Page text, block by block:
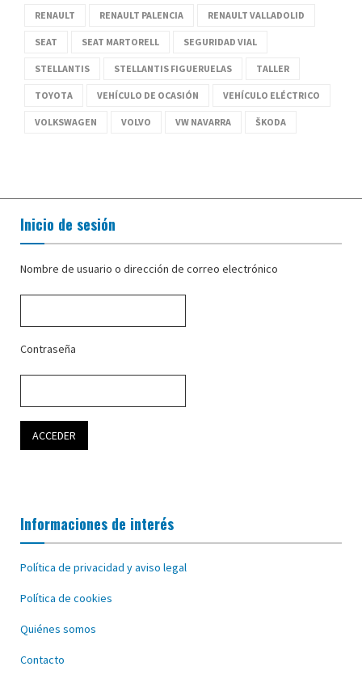
RENAULT RENAULT PALENCIA RENAULT VALLADOLID
SEAT SEAT MARTORELL SEGURIDAD VIAL
STELLANTIS STELLANTIS FIGUERUELAS TALLER
TOYOTA VEHÍCULO DE OCASIÓN VEHÍCULO ELÉCTRICO
VOLKSWAGEN VOLVO VW NAVARRA ŠKODA
Inicio de sesión
Nombre de usuario o dirección de correo electrónico
Contraseña
Informaciones de interés
Política de privacidad y aviso legal
Política de cookies
Quiénes somos
Contacto